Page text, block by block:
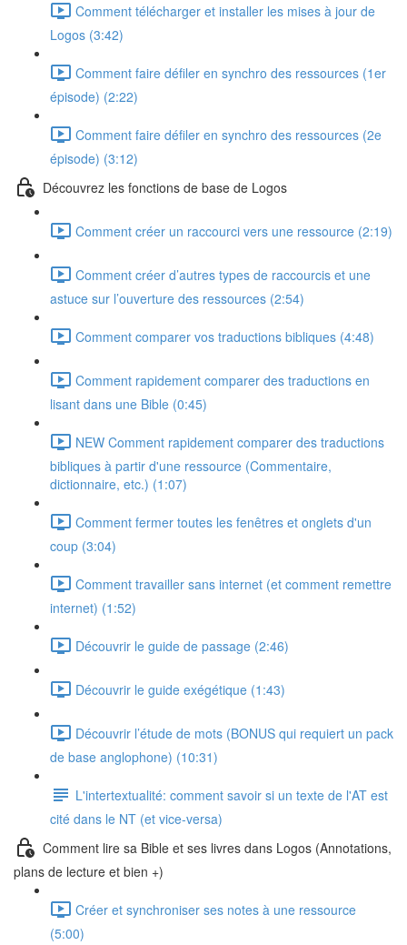
Comment télécharger et installer les mises à jour de
Logos (3:42)
Comment faire défiler en synchro des ressources (1er
épisode) (2:22)
Comment faire défiler en synchro des ressources (2e
épisode) (3:12)
Découvrez les fonctions de base de Logos
Comment créer un raccourci vers une ressource (2:19)
Comment créer d’autres types de raccourcis et une
astuce sur l’ouverture des ressources (2:54)
Comment comparer vos traductions bibliques (4:48)
Comment rapidement comparer des traductions en
lisant dans une Bible (0:45)
NEW Comment rapidement comparer des traductions
bibliques à partir d'une ressource (Commentaire,
dictionnaire, etc.) (1:07)
Comment fermer toutes les fenêtres et onglets d'un
coup (3:04)
Comment travailler sans internet (et comment remettre
internet) (1:52)
Découvrir le guide de passage (2:46)
Découvrir le guide exégétique (1:43)
Découvrir l’étude de mots (BONUS qui requiert un pack
de base anglophone) (10:31)
L'intertextualité: comment savoir si un texte de l'AT est
cité dans le NT (et vice-versa)
Comment lire sa Bible et ses livres dans Logos (Annotations,
plans de lecture et bien +)
Créer et synchroniser ses notes à une ressource
(5:00)